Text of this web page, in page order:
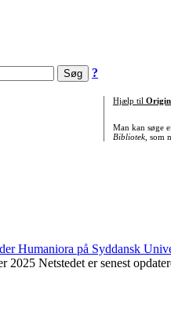
?
Hjælp til
Man kan søge
Bibliotek, som
2025 Netstedet er senest